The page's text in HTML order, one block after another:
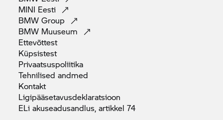
MINI Eesti
BMWGroup
BMW Muuseum
Ettevõttest
Küpsistest
Privaatsuspoliitika
Tehnilisedandmed
Kontakt
Ligipääsetavusdeklaratsioon
ELi akuseadusandlus, artikkel74